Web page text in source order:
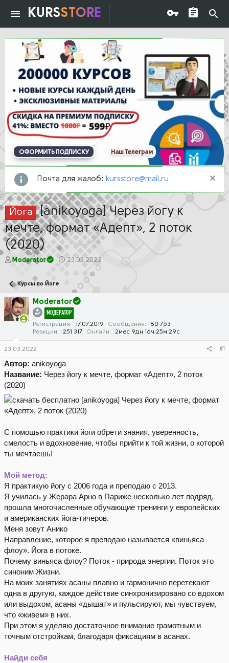
KURSSTORE
ОФОРМИТЬ ПОДПИСКУ Наш Телеграм
Почта для жалоб: kursstore@mail.ru
Йога [anikoyoga] Через йогу к
мечте, формат «Адепт», 2 поток
(2020)
А
о
р
т
е
Moderator
Д
а
ч
а
л
а
23.03.2022
Курсы по Йоге
Moderator
МОДЕРАТОР
Регистрация 17.07.2019 Сообщения
80 763
Реакции
251 317 Онлайн 2мес 9дн 16ч 25м 29с
23.03.2022 #1
Автор: anikoyoga
Название: Через йогу к мечте, формат «Адепт», 2 поток
(2020)
С помощью практики йоги обрети знания, уверенность,
смелость и вдохновение, чтобы прийти к той жизни, о которой
ты мечтаешь!
Мой метод:
Я практикую йогу с 2006 года и преподаю с 2013.
Я училась у Жерара Арно в Париже несколько лет подряд,
прошла многочисленные обучающие тренинги у европейских
и американских йога-тичеров.
Меня зовут Анико
Направление, которое я преподаю называется «виньяса
флоу». Йога в потоке.
Почему виньяса флоу? Поток - природа энергии. Поток это
синоним Жизни.
На моих занятиях асаны плавно и гармонично перетекают
одна в другую, каждое действие синхронизировано со вдохом
или выдохом, асаны «дышат» и пульсируют, мы чувствуем,
что «живем» в них.
При этом я уделяю достаточное внимание грамотным и
точным отстройкам, благодаря фиксациям в асанах.
Найди себя